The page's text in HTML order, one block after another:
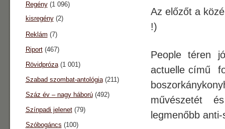
Az előzőt a
!)
People téren
actuelle című
művészetét
legmenőbb
Regény(1 096)
kisregény(2)
Reklám (7)
Riport(467)
Rövidpróza(1 001)
Szabad szombat-antológia(211)
Száz év – nagy háború(492)
Színpadi jelenet(79)
Szóbogáncs (100)